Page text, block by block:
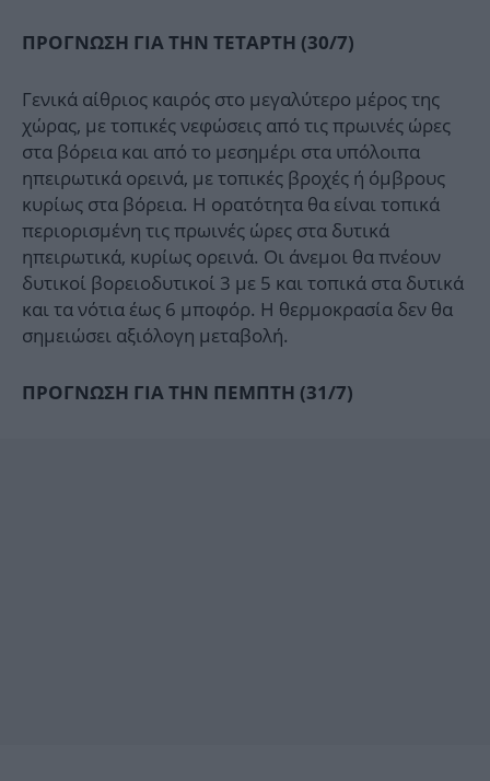
ΠΡΟΓΝΩΣΗ ΓΙΑ ΤΗΝ ΤΕΤΑΡΤΗ (30/7)
Γενικά αίθριος καιρός στο μεγαλύτερο μέρος της
χώρας, με τοπικές νεφώσεις από τις πρωινές ώρες
στα βόρεια και από το μεσημέρι στα υπόλοιπα
ηπειρωτικά ορεινά, με τοπικές βροχές ή όμβρους
κυρίως στα βόρεια. Η ορατότητα θα είναι τοπικά
περιορισμένη τις πρωινές ώρες στα δυτικά
ηπειρωτικά, κυρίως ορεινά. Οι άνεμοι θα πνέουν
δυτικοί βορειοδυτικοί 3 με 5 και τοπικά στα δυτικά
και τα νότια έως 6 μποφόρ. Η θερμοκρασία δεν θα
σημειώσει αξιόλογη μεταβολή.
ΠΡΟΓΝΩΣΗ ΓΙΑ ΤΗΝ ΠΕΜΠΤΗ (31/7)